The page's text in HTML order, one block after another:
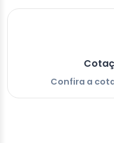
Confira a